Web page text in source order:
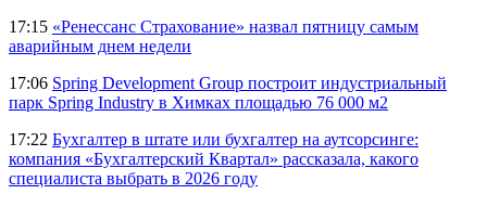
17:15 «Ренессанс Страхование» назвал пятницу самым
аварийным днем недели
17:06 Spring Development Group построит индустриальный
парк Spring Industry в Химках площадью 76 000 м2
17:22 Бухгалтер в штате или бухгалтер на аутсорсинге:
компания «Бухгалтерский Квартал» рассказала, какого
специалиста выбрать в 2026 году